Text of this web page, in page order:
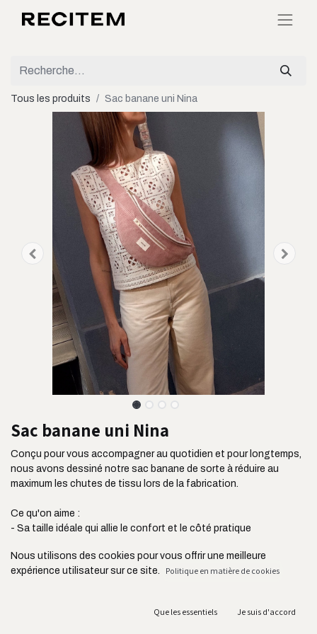
Tous les produits Sac banane uni Nina
Sac banane uni Nina
Conçu pour vous accompagner au quotidien et pour longtemps,
nous avons dessiné notre sac banane de sorte à réduire au
maximum les chutes de tissu lors de la fabrication.
Ce qu'on aime :
- Sa taille idéale qui allie le confort et le côté pratique
- Sa poche plaquée située à l'avant pour ranger vos clés, votre
carte de transport ou vos écouteurs
- Sa fabrication au Portugal et en circuit court acheminé en
Nous utilisons des cookies pour vous offrir une meilleure
expérience utilisateur sur ce site.
Politique en matière de cookies
Que les essentiels Je suis d'accord